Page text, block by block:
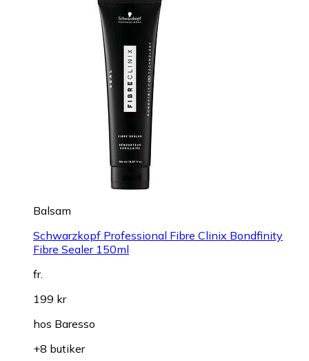
Balsam
Schwarzkopf Professional Fibre Clinix Bondfinity
Fibre Sealer 150ml
fr.
199 kr
hos Baresso
+8 butiker